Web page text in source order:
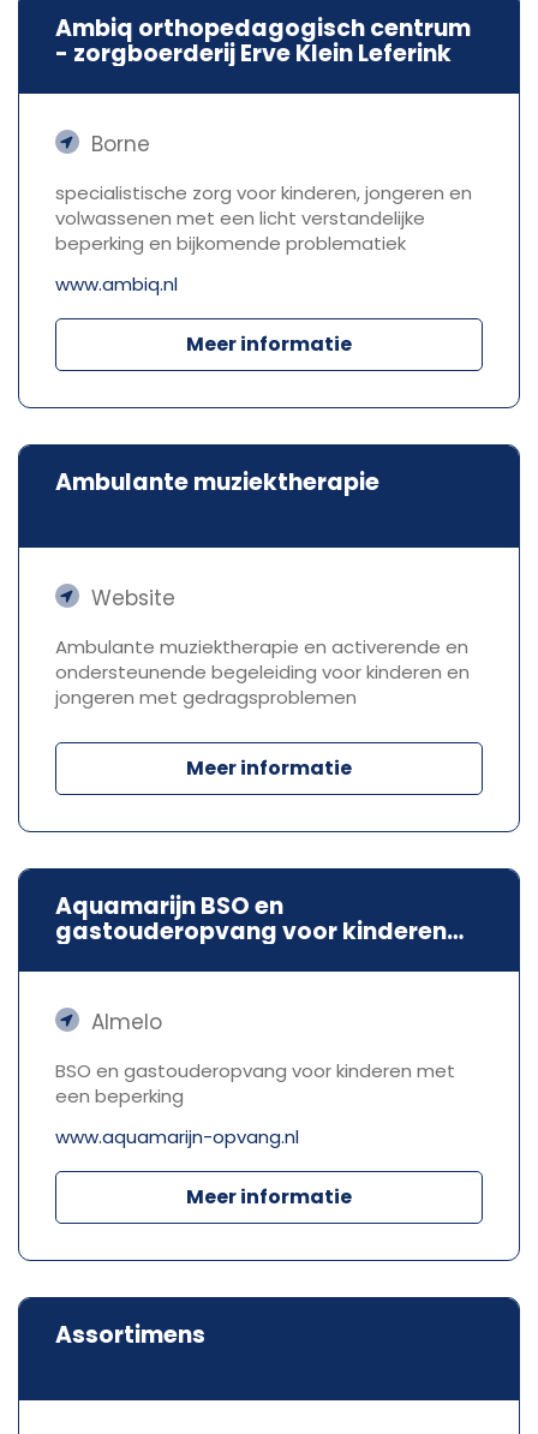
Ambiq orthopedagogisch centrum
- zorgboerderij Erve Klein Leferink
Borne
specialistische zorg voor kinderen, jongeren en
volwassenen met een licht verstandelijke
beperking en bijkomende problematiek
www.ambiq.nl
Meer informatie
Ambulante muziektherapie
Website
Ambulante muziektherapie en activerende en
ondersteunende begeleiding voor kinderen en
jongeren met gedragsproblemen
Meer informatie
Aquamarijn BSO en
gastouderopvang voor kinderen
Almelo
BSO en gastouderopvang voor kinderen met
een beperking
www.aquamarijn-opvang.nl
Meer informatie
Assortimens